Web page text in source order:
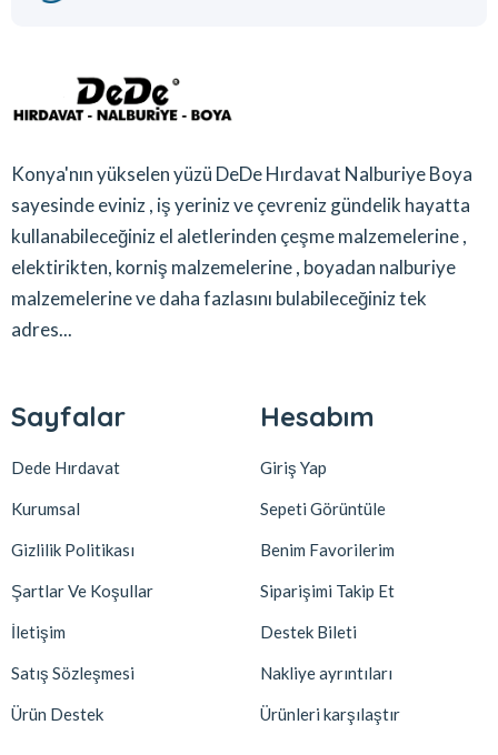
Konya'nın yükselen yüzü DeDe Hırdavat Nalburiye Boya
sayesinde eviniz , iş yeriniz ve çevreniz gündelik hayatta
kullanabileceğiniz el aletlerinden çeşme malzemelerine ,
elektirikten, korniş malzemelerine , boyadan nalburiye
malzemelerine ve daha fazlasını bulabileceğiniz tek
adres...
Sayfalar
Dede Hırdavat
Kurumsal
Gizlilik Politikası
Şartlar Ve Koşullar
İletişim
Satış Sözleşmesi
Ürün Destek
Hesabım
Giriş Yap
Sepeti Görüntüle
Benim Favorilerim
Siparişimi Takip Et
Destek Bileti
Nakliye ayrıntıları
Ürünleri karşılaştır